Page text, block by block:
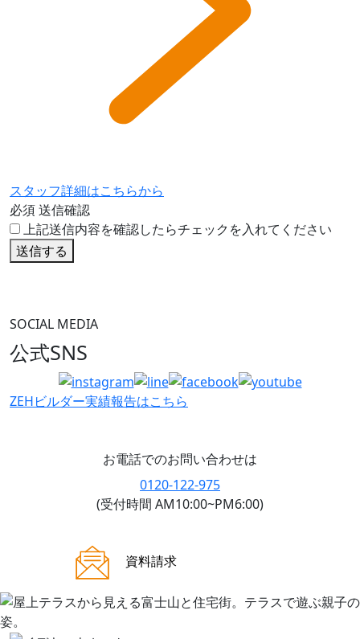
スタッフ詳細はこちらから
必須送信確認
上記送信内容を確認したらチェックを入れてください
送信する
SOCIAL MEDIA
公式SNS
ZEHビルダー実績報告はこちら
お電話でのお問い合わせは
0120-122-975
(受付時間 AM10:00~PM6:00)
資料請求